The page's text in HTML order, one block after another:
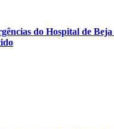
do Hospital de Beja